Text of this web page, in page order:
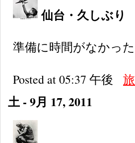
仙台・久しぶり
準備に時間がなかった
Posted at 05:37 午後 旅
土 - 9月 17, 2011